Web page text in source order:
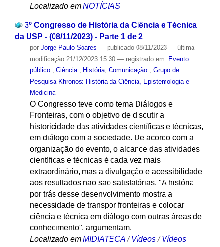
Localizado em NOTÍCIAS
3º Congresso de História da Ciência e Técnica
da USP - (08/11/2023) - Parte 1 de 2
por Jorge Paulo Soares — publicado08/11/2023 — última
modificação21/12/2023 15:30 — registrado em: Evento
público
Ciência História, Comunicação
Grupo de
Pesquisa Khronos: História da Ciência, Epistemologia e
Medicina
O Congresso teve como tema Diálogos e
Fronteiras, com o objetivo de discutir a
historicidade das atividades científicas e técnicas,
em diálogo com a sociedade. De acordo com a
organização do evento, o alcance das atividades
científicas e técnicas é cada vez mais
extraordinário, mas a divulgação e acessibilidade
aos resultados não são satisfatórias. "A história
por trás desse desenvolvimento mostra a
necessidade de transpor fronteiras e colocar
ciência e técnica em diálogo com outras áreas de
conhecimento", argumentam.
Localizado em MIDIATECA /Vídeos /Vídeos